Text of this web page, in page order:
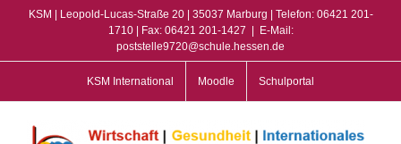
KSM | Leopold-Lucas-Straße 20 | 35037 Marburg | Telefon: 06421 201-
1710 | Fax: 06421 201-1427
E-Mail:
poststelle9720@schule.hessen.de
KSM International Moodle Schulportal